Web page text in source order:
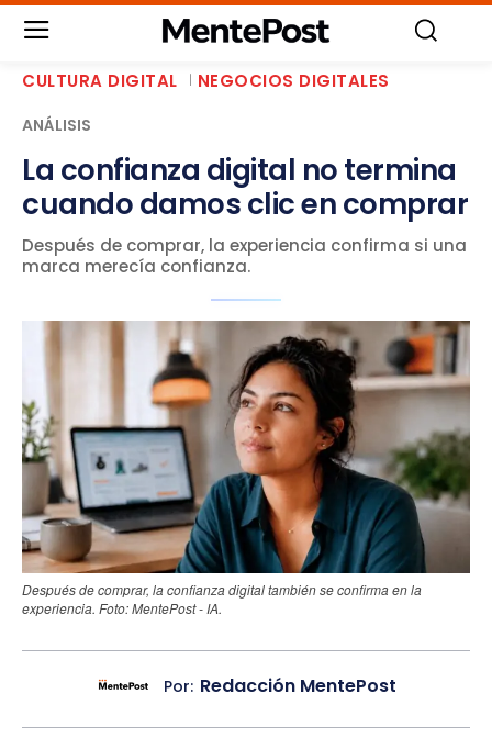
CULTURA DIGITAL NEGOCIOS DIGITALES
ANÁLISIS
La confianza digital no termina
cuando damos clic en comprar
Después de comprar, la experiencia confirma si una
marca merecía confianza.
Después de comprar, la confianza digital también se confirma en la
experiencia. Foto: MentePost - IA.
Por: Redacción MentePost